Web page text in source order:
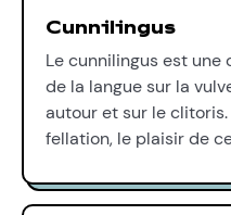
Cunnilingus
Le cunnilingus est
de la langue sur la
autour et sur le
fellation, le plaisir de